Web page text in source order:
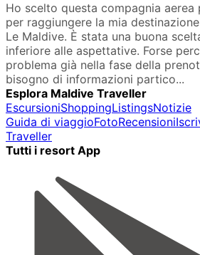
Ho scelto questa compagnia aerea
per raggiungere la mia
Le Maldive. È stata una buona
inferiore alle aspettative. Forse
problema già nella fase della
bisogno di informazioni partico...
Esplora Maldive Traveller
EscursioniShoppingListingsNotizie
Guida di viaggioFotoRecensioni
Traveller
Tutti i resort App